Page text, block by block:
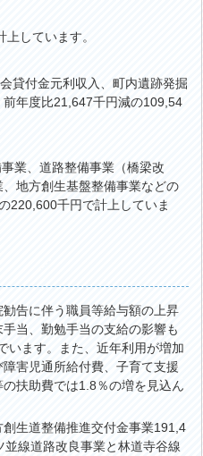
しています。
付金元利収入、町内遺跡発掘
年度比21,647千円減の109,54
、道路整備事業（橋梁改
地方創生基盤整備事業などの
220,600千円で計上していま
告に伴う職員等給与額の上昇
当、勤勉手当の支給の影響も
います。また、近年利用が増加
害児通所給付費、子育て支援
扶助費では1.8％の増を見込ん
生道整備推進交付金事業191,4
線道路改良事業と林道寺谷線